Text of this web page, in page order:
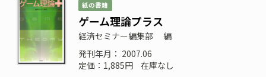
紙の書籍
ゲーム理論プラス
経済セミナー編集部
編
発刊年月： 2007.06
定価：1,885円
在庫なし